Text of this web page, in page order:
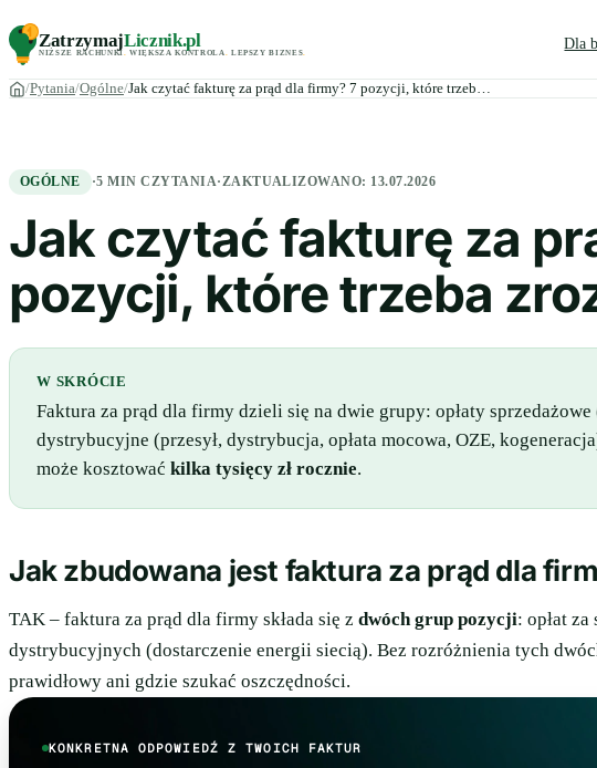
ZatrzymajLicznik.pl
NIŻSZE RACHUNKI WIĘKSZA KONTROLA LEPSZY BIZNES
Dla
Pytania Ogólne Jak czytać fakturę za prąd dla firmy? 7 pozycji, które trzeb…
OGÓLNE ·5 MIN CZYTANIA·ZAKTUALIZOWANO: 13.07.2026
Jak czytać fakturę za
pozycji, które trzeba
W SKRÓCIE
Faktura za prąd dla firmy dzieli się na dwie grupy: opłaty
dystrybucyjne (przesył, dystrybucja, opłata mocowa, OZE,
może kosztować kilka tysięcy zł rocznie.
Jak zbudowana jest faktura za prąd dla
TAK – faktura za prąd dla firmy składa się z dwóch grup pozycji: opłat
dystrybucyjnych (dostarczenie energii siecią). Bez rozróżnienia tych
prawidłowy ani gdzie szukać oszczędności.
KONKRETNA ODPOWIEDŹ Z TWOICH FAKTUR